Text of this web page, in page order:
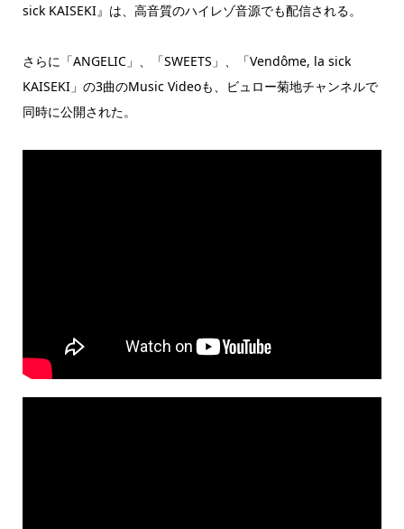
sick KAISEKI』は、高音質のハイレゾ音源でも配信される。
さらに「ANGELIC」、「SWEETS」、「Vendôme, la sick
KAISEKI」の3曲のMusic Videoも、ビュロー菊地チャンネルで
同時に公開された。